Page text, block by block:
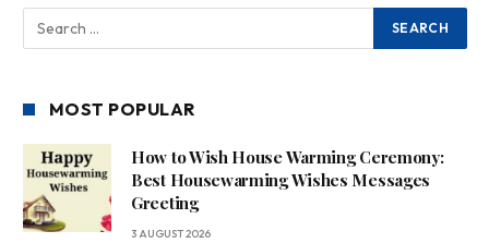
MOST POPULAR
How to Wish House Warming Ceremony:
Best Housewarming Wishes Messages
Greeting
3 AUGUST 2026